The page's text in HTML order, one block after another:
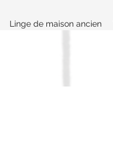
Linge de maison ancien